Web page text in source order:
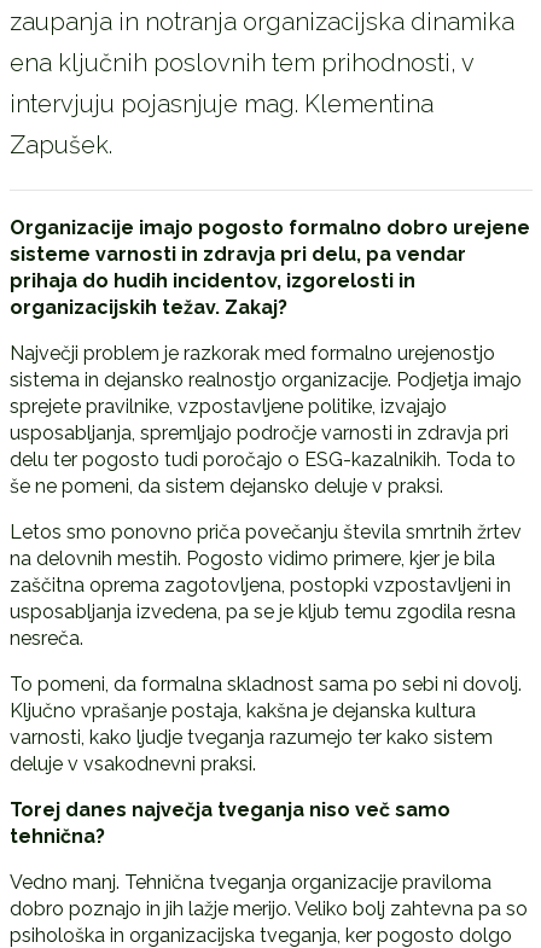
zaupanja in notranja organizacijska dinamika
ena ključnih poslovnih tem prihodnosti, v
intervjuju pojasnjuje mag. Klementina
Zapušek.
Organizacije imajo pogosto formalno dobro urejene
sisteme varnosti in zdravja pri delu, pa vendar
prihaja do hudih incidentov, izgorelosti in
organizacijskih težav. Zakaj?
Največji problem je razkorak med formalno urejenostjo
sistema in dejansko realnostjo organizacije. Podjetja imajo
sprejete pravilnike, vzpostavljene politike, izvajajo
usposabljanja, spremljajo področje varnosti in zdravja pri
delu ter pogosto tudi poročajo o ESG-kazalnikih. Toda to
še ne pomeni, da sistem dejansko deluje v praksi.
Letos smo ponovno priča povečanju števila smrtnih žrtev
na delovnih mestih. Pogosto vidimo primere, kjer je bila
zaščitna oprema zagotovljena, postopki vzpostavljeni in
usposabljanja izvedena, pa se je kljub temu zgodila resna
nesreča.
To pomeni, da formalna skladnost sama po sebi ni dovolj.
Ključno vprašanje postaja, kakšna je dejanska kultura
varnosti, kako ljudje tveganja razumejo ter kako sistem
deluje v vsakodnevni praksi.
Torej danes največja tveganja niso večsamo
tehnična?
Vedno manj. Tehnična tveganja organizacije praviloma
dobro poznajo in jih lažje merijo. Veliko bolj zahtevna pa so
psihološka in organizacijska tveganja, ker pogosto dolgo